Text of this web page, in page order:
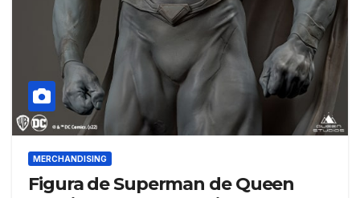
MERCHANDISING
Figura de Superman de Queen